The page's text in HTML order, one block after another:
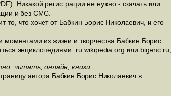
Никакой регистрации не нужно - скачать или
и без СМС.
то, что хочет от Бабкин Борис Николаевич, и его
из жизни и творчества Бабкин Борис
энциклопедиями: ru.wikipedia.org или bigenc.ru,
читать, онлайн, книги
автора Бабкин Борис Николаевич в